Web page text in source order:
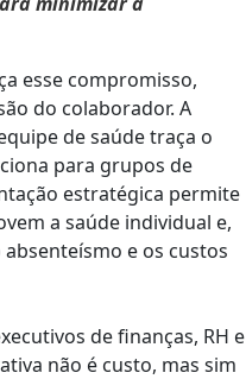
esse compromisso,
do colaborador. A
de saúde traça o
para grupos de
estratégica permite
a saúde individual e,
e os custos
de finanças, RH e
não é custo, mas sim